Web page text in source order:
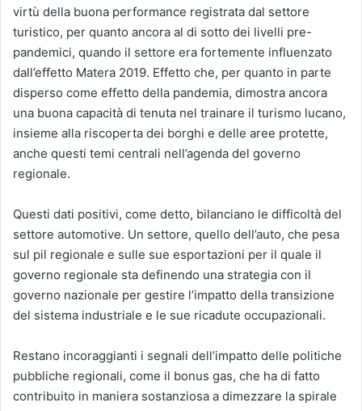
virtù della buona performance registrata dal settore
turistico, per quanto ancora al di sotto dei livelli pre-
pandemici, quando il settore era fortemente influenzato
dall’effetto Matera 2019. Effetto che, per quanto in parte
disperso come effetto della pandemia, dimostra ancora
una buona capacità di tenuta nel trainare il turismo lucano,
insieme alla riscoperta dei borghi e delle aree protette,
anche questi temi centrali nell’agenda del governo
regionale.
Questi dati positivi, come detto, bilanciano le difficoltà del
settore automotive. Un settore, quello dell’auto, che pesa
sul pil regionale e sulle sue esportazioni per il quale il
governo regionale sta definendo una strategia con il
governo nazionale per gestire l’impatto della transizione
del sistema industriale e le sue ricadute occupazionali.
Restano incoraggianti i segnali dell’impatto delle politiche
pubbliche regionali, come il bonus gas, che ha di fatto
contribuito in maniera sostanziosa a dimezzare la spirale